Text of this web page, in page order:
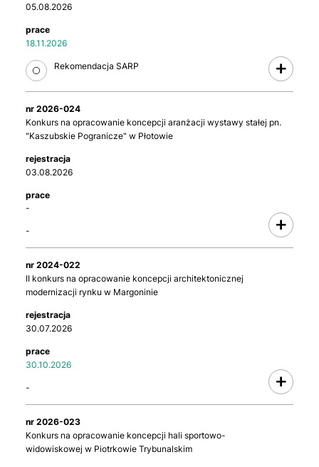
05.08.2026
18.11.2026
2026-024
Konkurs na opracowanie koncepcji aranżacji wystawy stałej pn.
"Kaszubskie Pogranicze" w Płotowie
-
03.08.2026
-
2024-022
II konkurs na opracowanie koncepcji architektonicznej
modernizacji rynku w Margoninie
-
30.07.2026
30.10.2026
2026-023
Konkurs na opracowanie koncepcji hali sportowo-
widowiskowej w Piotrkowie Trybunalskim